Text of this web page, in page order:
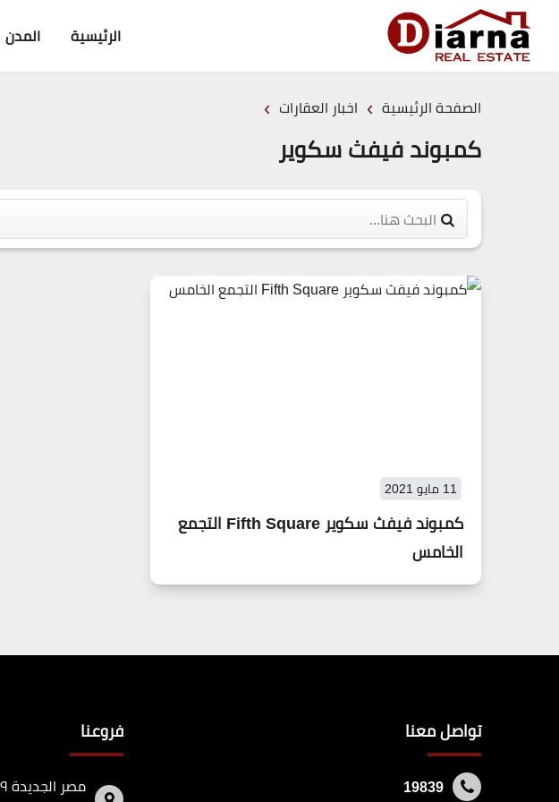
الرئيسية المدن
الصفحة الرئيسية › اخبار العقارات ›
كمبوند فيفث سكوير
11 مايو 2021
كمبوند فيفث سكوير Fifth Square التجمع
الخامس
تواصل معنا
19839
فروعنا